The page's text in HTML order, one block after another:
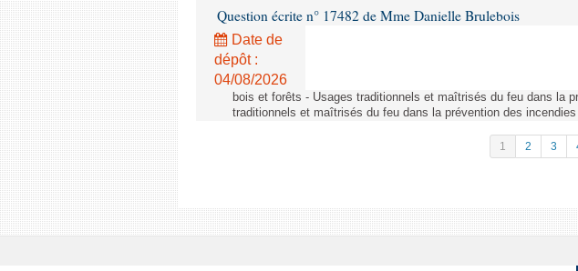
Question écrite n° 17482 de Mme Danielle Brulebois
Date de
dépôt :
04/08/2026
bois et forêts - Usages traditionnels et maîtrisés du feu dans la
traditionnels et maîtrisés du feu dans la prévention des incendies
1 2 3